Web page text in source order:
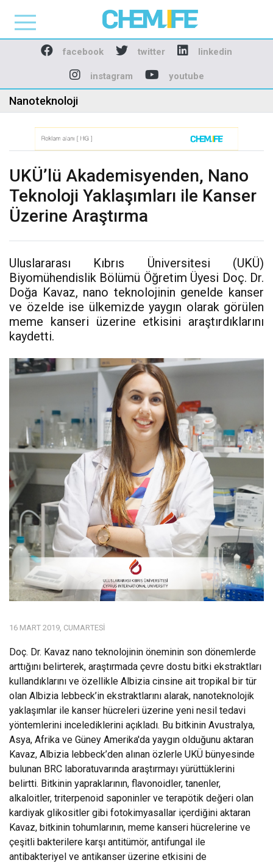
Chemlife - Basılı ve
facebook twitter linkedin
instagram youtube
Nanoteknoloji
UKÜ’lü Akademisyenden, Nano
Teknoloji Yaklaşımları ile Kanser
Üzerine Araştırma
Uluslararası Kıbrıs Üniversitesi (UKÜ)
Biyomühendislik Bölümü Öğretim Üyesi Doç. Dr.
Doğa Kavaz, nano teknolojinin genelde kanser
ve özelde ise ülkemizde yaygın olarak görülen
meme kanseri üzerine etkisini araştırdıklarını
kaydetti.
16 MART 2019, CUMARTESI
Doç. Dr. Kavaz nano teknolojinin öneminin son dönemlerde
arttığını belirterek, araştırmada çevre dostu bitki ekstraktları
kullandıklarını ve özellikle Albizia cinsine ait tropikal bir tür
olan Albizia lebbeck’in ekstraktlarını alarak, nanoteknolojik
yaklaşımlar ile kanser hücreleri üzerine yeni nesil tedavi
yöntemlerini incelediklerini açıkladı. Bu bitkinin Avustralya,
Asya, Afrika ve Güney Amerika'da yaygın olduğunu aktaran
Kavaz, Albizia lebbeck’den alınan özlerle UKÜ bünyesinde
bulunan BRC laboratuvarında araştırmayı yürüttüklerini
belirtti. Bitkinin yapraklarının, flavonoidler, tanenler,
alkaloitler, triterpenoid saponinler ve terapötik değeri olan
kardiyak glikositler gibi fotokimyasallar içerdiğini aktaran
Kavaz, bitkinin tohumlarının, meme kanseri hücrelerine ve
çeşitli bakterilere karşı antitümör, antifungal ile
antibakteriyel ve antikanser üzerine etkisini de